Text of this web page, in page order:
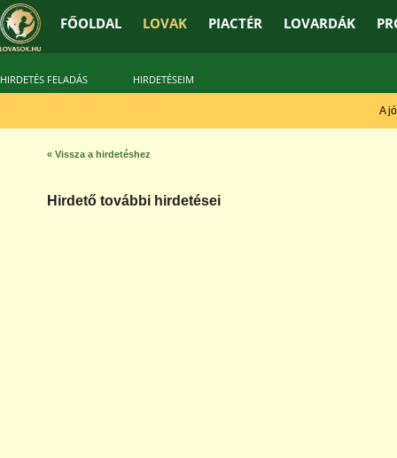
FŐOLDAL LOVAK PIACTÉR LOVARDÁK
HIRDETÉS FELADÁS HIRDETÉSEIM
A jó
« Vissza a hirdetéshez
Hirdető további hirdetései